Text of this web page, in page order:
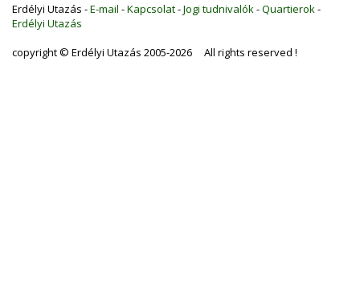
Erdélyi Utazás -E-mail -Kapcsolat-Jogi tudnivalók-Quartierok-
Erdélyi Utazás
copyright © Erdélyi Utazás 2005-2026 All rights reserved !